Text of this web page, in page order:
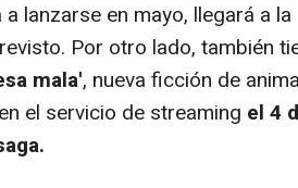
lanzarse en mayo, llegará a la
Por otro lado, también
mala', nueva ficción de
el servicio de streaming el 4